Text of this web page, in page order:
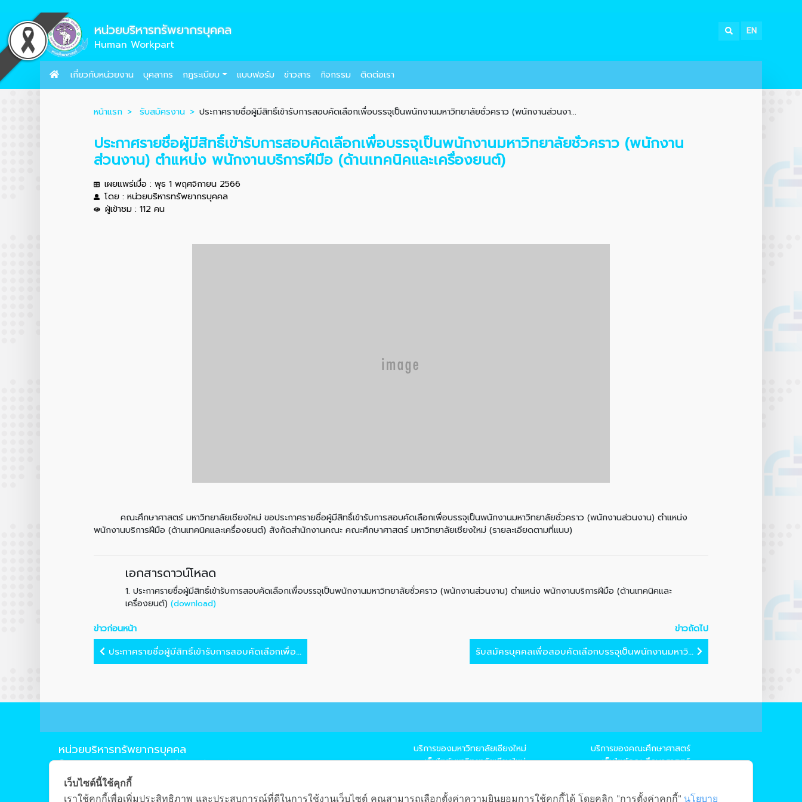
หน่วยบริหารทรัพยากรบุคคล
Human Workpart
EN
เกี่ยวกับหน่วยงาน บุคลากร กฎระเบียบ แบบฟอร์ม ข่าวสาร กิจกรรม ติดต่อเรา
หน้าแรก รับสมัครงาน ประกาศรายชื่อผู้มีสิทธิ์เข้ารับการสอบคัดเลือกเพื่อบรรจุเป็นพนักงานมหาวิทยาลัยชั่วคราว (พนักงานส่วนงา...
ประกาศรายชื่อผู้มีสิทธิ์เข้ารับการสอบคัดเลือกเพื่อบรรจุเป็นพนักงานมหาวิทยาลัยชั่วคราว (พนักงาน
ส่วนงาน) ตำแหน่ง พนักงานบริการฝีมือ (ด้านเทคนิคและเครื่องยนต์)
เผยแพร่เมื่อ : พุธ 1 พฤศจิกายน 2566
โดย : หน่วยบริหารทรัพยากรบุคคล
ผู้เข้าชม : 112 คน
คณะศึกษาศาสตร์ มหาวิทยาลัยเชียงใหม่ ขอประกาศรายชื่อผู้มีสิทธิ์เข้ารับการสอบคัดเลือกเพื่อบรรจุเป็นพนักงานมหาวิทยาลัยชั่วคราว (พนักงานส่วนงาน) ตำแหน่ง
พนักงานบริการฝีมือ (ด้านเทคนิคและเครื่องยนต์) สังกัดสำนักงานคณะ คณะศึกษาศาสตร์ มหาวิทยาลัยเชียงใหม่ (รายละเอียดตามที่แนบ)
เอกสารดาวน์โหลด
1.ประกาศรายชื่อผู้มีสิทธิ์เข้ารับการสอบคัดเลือกเพื่อบรรจุเป็นพนักงานมหาวิทยาลัยชั่วคราว (พนักงานส่วนงาน) ตำแหน่ง พนักงานบริการฝีมือ (ด้านเทคนิคและ
เครื่องยนต์)(download)
ข่าวก่อนหน้า
ข่าวถัดไป
ประกาศรายชื่อผู้มีสิทธิ์เข้ารับการสอบคัดเลือกเพื่อ...
รับสมัครบุคคลเพื่อสอบคัดเลือกบรรจุเป็นพนักงานมหาวิ...
หน่วยบริหารทรัพยากรบุคคล
239 ถ.ห้วยแก้ว ต.สุเทพ อ.เมือง จ.เชียงใหม่ 50200
0-5394-4210
0-5322-1283
บริการของมหาวิทยาลัยเชียงใหม่
→ เว็บไซต์มหาวิทยาลัยเชียงใหม่
บริการของคณะศึกษาศาสตร์
→ เว็บไซต์คณะศึกษาศาสตร์
เว็บไซต์นี้ใช้คุกกี้
เราใช้คุกกี้เพื่อเพิ่มประสิทธิภาพ และประสบการณ์ที่ดีในการใช้งานเว็บไซต์ คุณสามารถเลือกตั้งค่าความยินยอมการใช้คุกกี้ได้ โดยคลิก "การตั้งค่าคุกกี้" นโยบาย